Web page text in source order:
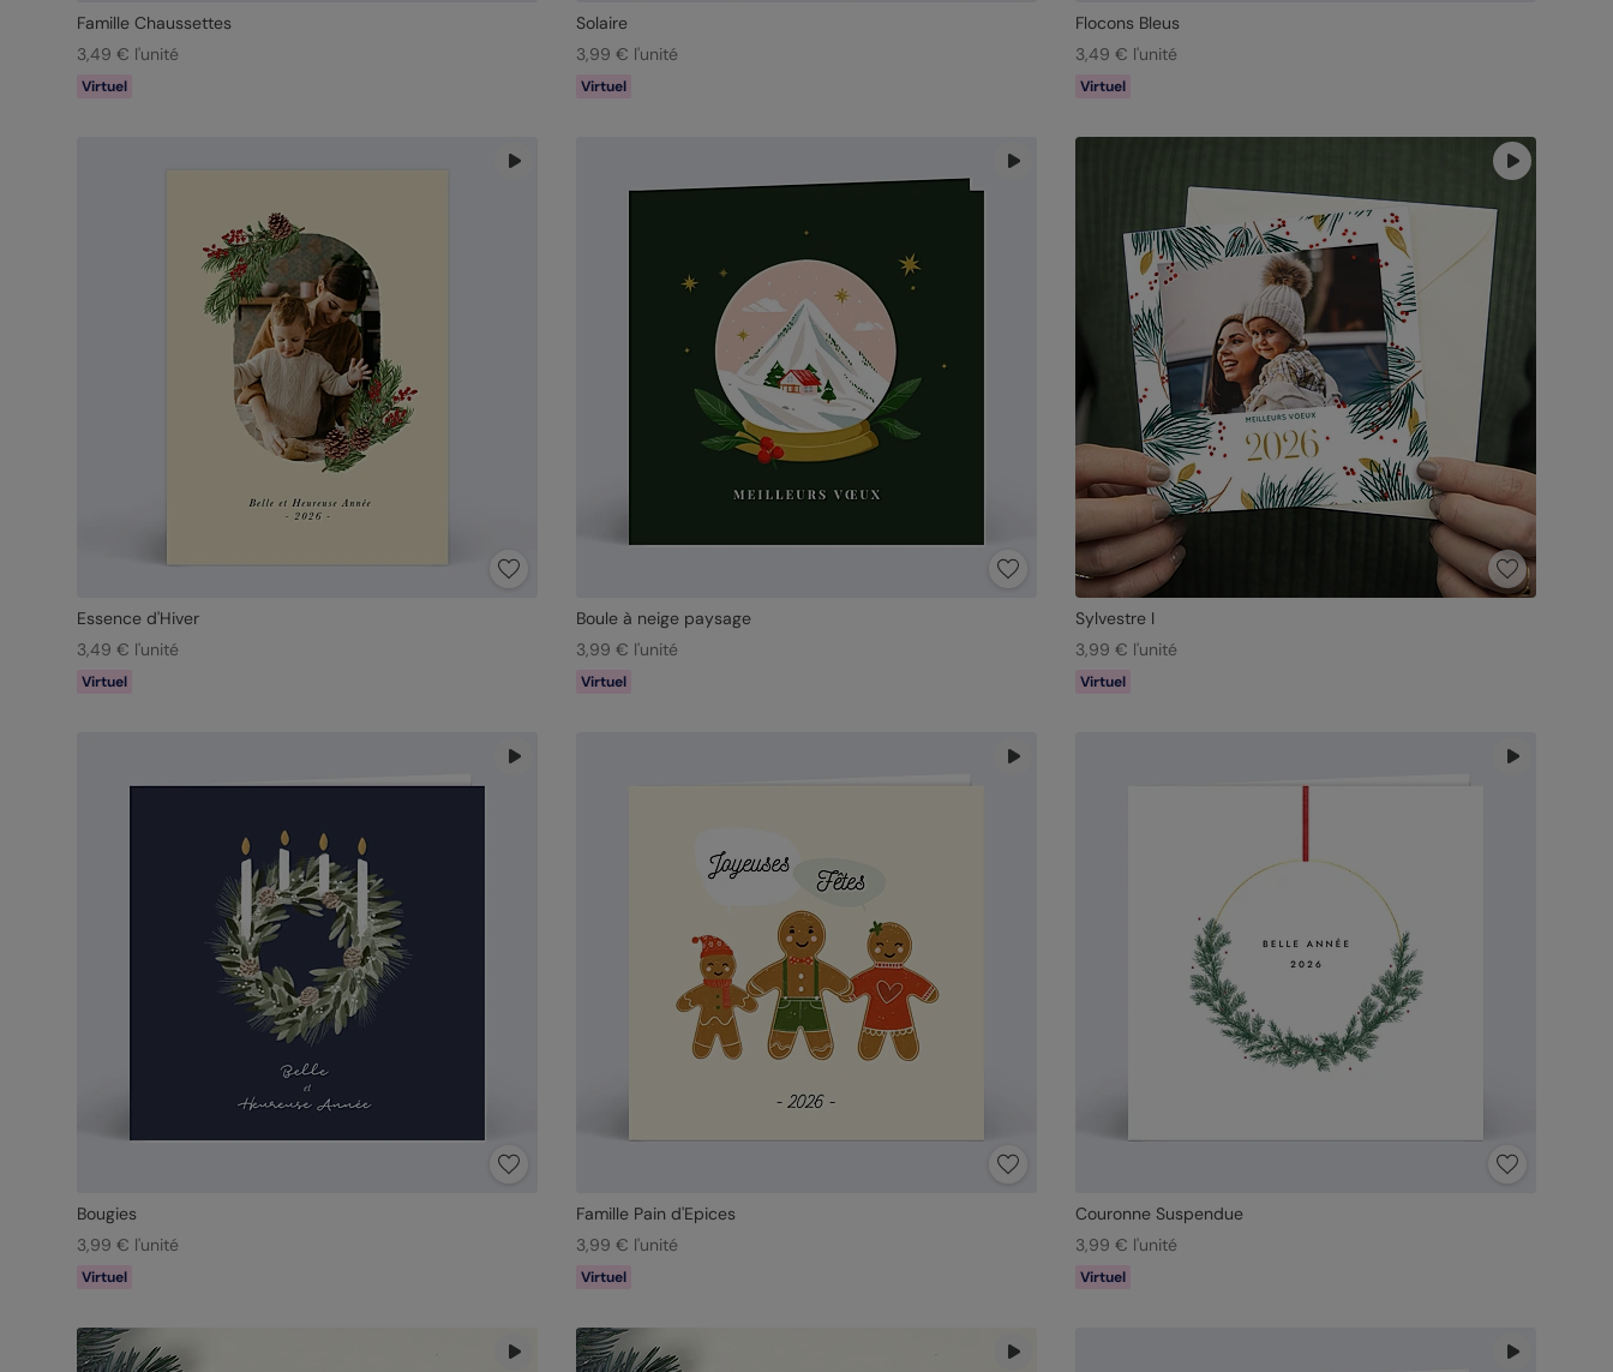
Famille Chaussettes
3,49 € l'unité
Virtuel
Solaire
3,99 € l'unité
Virtuel
Flocons Bleus
3,49 € l'unité
Virtuel
Essence d'Hiver
3,49 € l'unité
Virtuel
Boule à neige paysage
3,99 € l'unité
Virtuel
Sylvestre I
3,99 € l'unité
Virtuel
Bougies
3,99 € l'unité
Virtuel
Famille Pain d'Epices
3,99 € l'unité
Virtuel
Couronne Suspendue
3,99 € l'unité
Virtuel